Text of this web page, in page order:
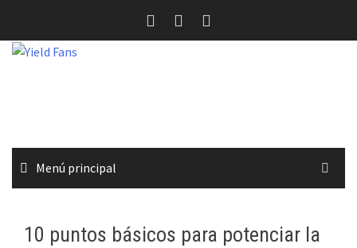
contenido
Menú principal
10 puntos básicos para potenciar la